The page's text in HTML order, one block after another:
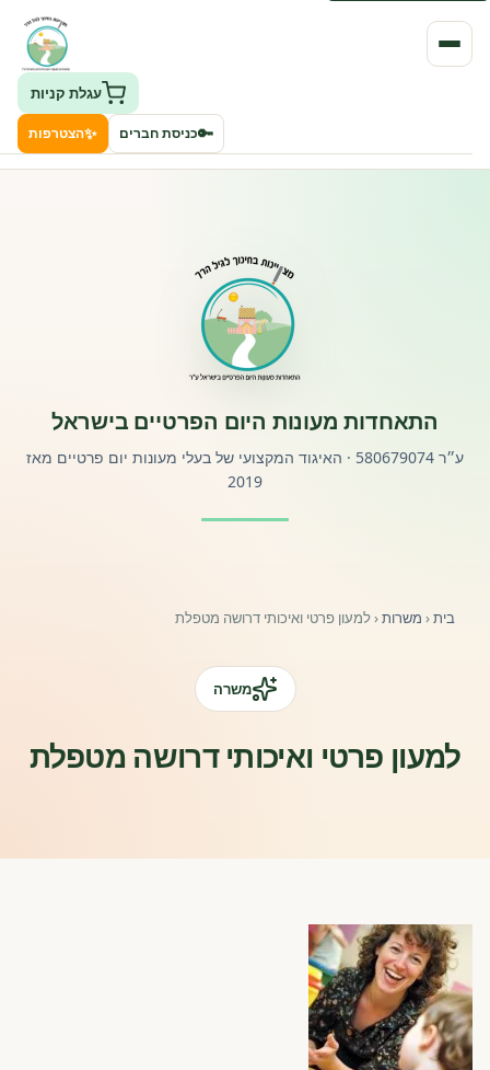
פורטל לוח מודעות דרושים עובדים
השתלמויות וקורסים לגננות ולצוותי חינוך | גיל הרך 0-6
רישום חבר חדש
פורטל רואי חשבון
עגלת קניות
🔑כניסת חברים ✨הצטרפות
התאחדות מעונות היום הפרטיים בישראל
ע״ר 580679074 · האיגוד המקצועי של בעלי מעונות יום פרטיים מאז
2019
בית‹ משרות‹למעון פרטי ואיכותי דרושה מטפלת
משרה
למעון פרטי ואיכותי דרושה מטפלת